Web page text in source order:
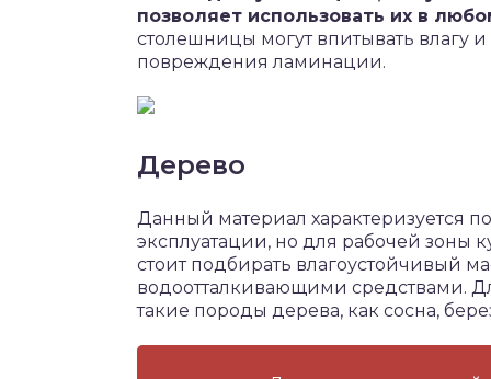
позволяет использовать их в
столешницы могут впитывать влагу и
повреждения ламинации.
Дерево
Данный материал характеризуется
эксплуатации, но для рабочей зоны
стоит подбирать влагоустойчивый
водоотталкивающими средствами.
такие породы дерева, как сосна,